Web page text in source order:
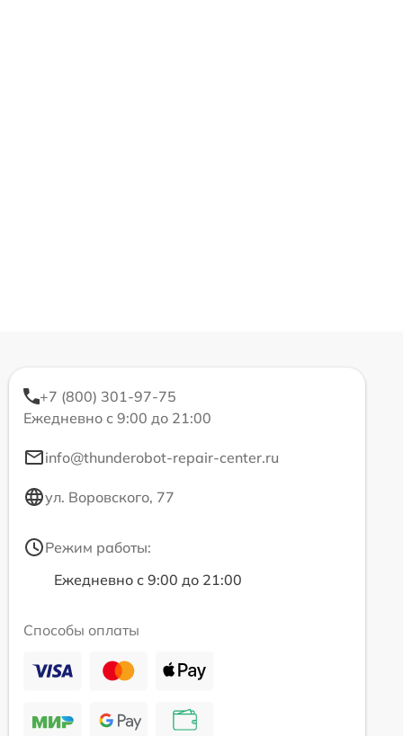
+7 (800) 301-97-75
Ежедневно с 9:00 до 21:00
info@thunderobot-repair-center.ru
ул. Воровского, 77
Режим работы:
Ежедневно с 9:00 до 21:00
Способы оплаты